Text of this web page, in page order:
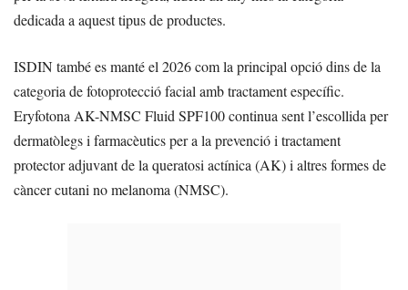
dedicada a aquest tipus de productes.
ISDIN també es manté el 2026 com la principal opció dins de la
categoria de fotoprotecció facial amb tractament específic.
Eryfotona AK-NMSC Fluid SPF100 continua sent l’escollida per
dermatòlegs i farmacèutics per a la prevenció i tractament
protector adjuvant de la queratosi actínica (AK) i altres formes de
càncer cutani no melanoma (NMSC).